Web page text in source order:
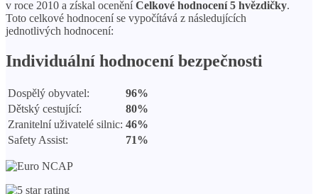
v roce 2010 a získal oceněníCelkové hodnocení 5 hvězdičky.
Toto celkové hodnocení se vypočítává z následujících
jednotlivých hodnocení:
Individuální hodnocení bezpečnosti
Dospělý obyvatel:
96%
Dětský cestující:
80%
Zranitelní uživatelé silnic: 46%
Safety Assist:
71%